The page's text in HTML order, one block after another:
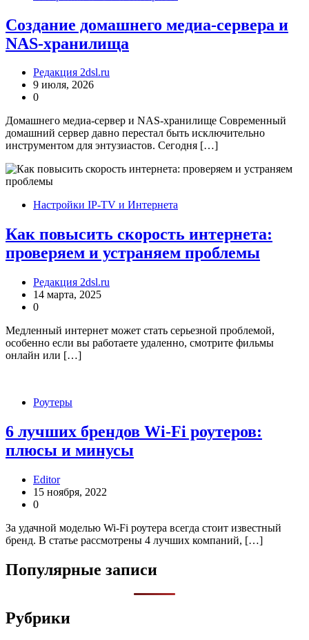
Создание домашнего медиа-сервера и
NAS-хранилища
Редакция 2dsl.ru
9 июля, 2026
0
Домашнего медиа-сервер и NAS-хранилище Современный
домашний сервер давно перестал быть исключительно
инструментом для энтузиастов. Сегодня […]
Настройки IP-TV и Интернета
Как повысить скорость интернета:
проверяем и устраняем проблемы
Редакция 2dsl.ru
14 марта, 2025
0
Медленный интернет может стать серьезной проблемой,
особенно если вы работаете удаленно, смотрите фильмы
онлайн или […]
Роутеры
6 лучших брендов Wi-Fi роутеров:
плюсы и минусы
Editor
15 ноября, 2022
0
За удачной моделью Wi-Fi роутера всегда стоит известный
бренд. В статье рассмотрены 4 лучших компаний, […]
Популярные записи
Рубрики